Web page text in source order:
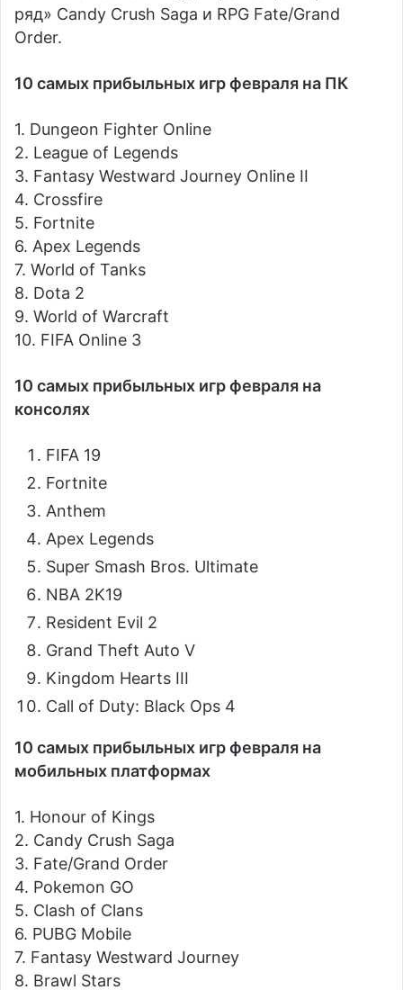
ряд» Candy Crush Saga и RPG Fate/Grand
Order.
10 самых прибыльных игр февраля на ПК
1. Dungeon Fighter Online
2. League of Legends
3. Fantasy Westward Journey Online II
4. Crossfire
5. Fortnite
6. Apex Legends
7. World of Tanks
8. Dota 2
9. World of Warcraft
10. FIFA Online 3
10 самых прибыльных игр февраля на
консолях
FIFA 19
Fortnite
Anthem
Apex Legends
Super Smash Bros. Ultimate
NBA 2K19
Resident Evil 2
Grand Theft Auto V
Kingdom Hearts III
Call of Duty: Black Ops 4
10 самых прибыльных игр февраля на
мобильных платформах
1. Honour of Kings
2. Candy Crush Saga
3. Fate/Grand Order
4. Pokemon GO
5. Clash of Clans
6. PUBG Mobile
7. Fantasy Westward Journey
8. Brawl Stars